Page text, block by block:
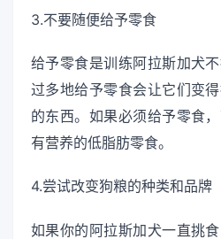
3.不要随便给予零食
给予零食是训练阿拉斯加犬不
过多地给予零食会让它们变
的东西。如果必须给予零食
有营养的低脂肪零食。
4.尝试改变狗粮的种类和品牌
如果你的阿拉斯加犬一直挑